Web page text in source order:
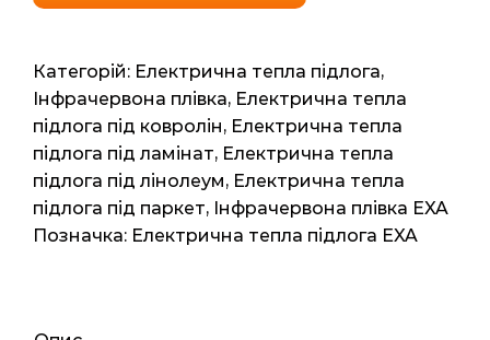
Heat
UK-
1010R
1м2
1мп
220ват
кількість
Категорій: Електрична тепла підлога,
Інфрачервона плівка, Електрична тепла
підлога під ковролін, Електрична тепла
підлога під ламінат, Електрична тепла
підлога під лінолеум, Електрична тепла
підлога під паркет, Інфрачервона плівка EXA
Позначка: Електрична тепла підлога EXA